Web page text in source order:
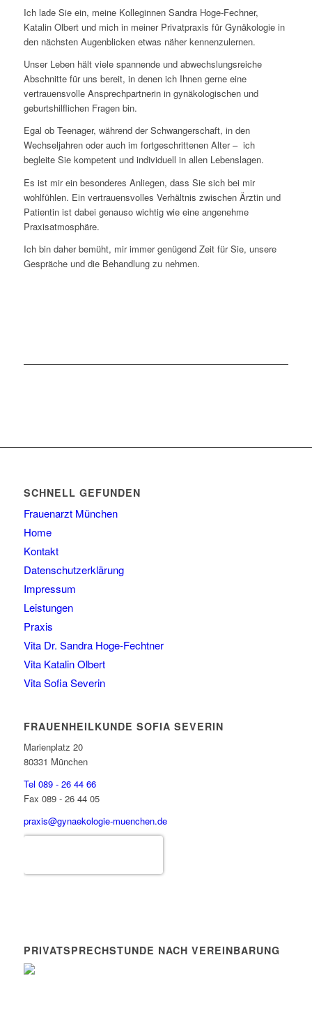
Ich lade Sie ein, meine Kolleginnen Sandra Hoge-Fechner,
Katalin Olbert und mich in meiner Privatpraxis für Gynäkologie in
den nächsten Augenblicken etwas näher kennenzulernen.
Unser Leben hält viele spannende und abwechslungsreiche
Abschnitte für uns bereit, in denen ich Ihnen gerne eine
vertrauensvolle Ansprechpartnerin in gynäkologischen und
geburtshilflichen Fragen bin.
Egal ob Teenager, während der Schwangerschaft, in den
Wechseljahren oder auch im fortgeschrittenen Alter – ich
begleite Sie kompetent und individuell in allen Lebenslagen.
Es ist mir ein besonderes Anliegen, dass Sie sich bei mir
wohlfühlen. Ein vertrauensvolles Verhältnis zwischen Ärztin und
Patientin ist dabei genauso wichtig wie eine angenehme
Praxisatmosphäre.
Ich bin daher bemüht, mir immer genügend Zeit für Sie, unsere
Gespräche und die Behandlung zu nehmen.
SCHNELL GEFUNDEN
Frauenarzt München
Home
Kontakt
Datenschutzerklärung
Impressum
Leistungen
Praxis
Vita Dr. Sandra Hoge-Fechtner
Vita Katalin Olbert
Vita Sofia Severin
FRAUENHEILKUNDE SOFIA SEVERIN
Marienplatz 20
80331 München
Tel 089 - 26 44 66
Fax 089 - 26 44 05
praxis@gynaekologie-muenchen.de
PRIVATSPRECHSTUNDE NACH VEREINBARUNG